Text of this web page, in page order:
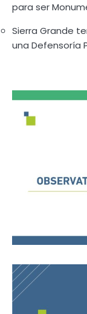
para ser
Sierra Grande
una Defensoría